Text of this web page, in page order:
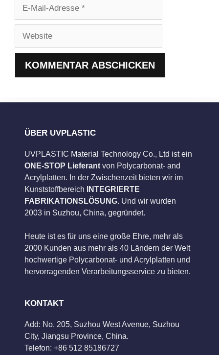
Adresse
ÜBER UVPLASTIC
UVPLASTIC Material Technology Co., Ltd ist ein
ONE-STOP Lieferant von Polycarbonat- and
Acrylplatten. In der Zwischenzeit bieten wir im
Kunststoffbereich
INTEGRIERTE
FABRIKATIONSLÖSUNG. Und wir wurden
2003 in Suzhou, China, gegründet.
Heute ist es für uns eine große Ehre, mehr als
2000 Kunden aus mehr als 40 Ländern der Welt
hochwertige Polycarbonat- und Acrylplatten und
hervorragenden Verarbeitungsservice zu bieten.
KONTAKT
Add: No. 205, Suzhou West Avenue, Suzhou
City, Jiangsu Province, China.
Telefon: +86 512 85186727